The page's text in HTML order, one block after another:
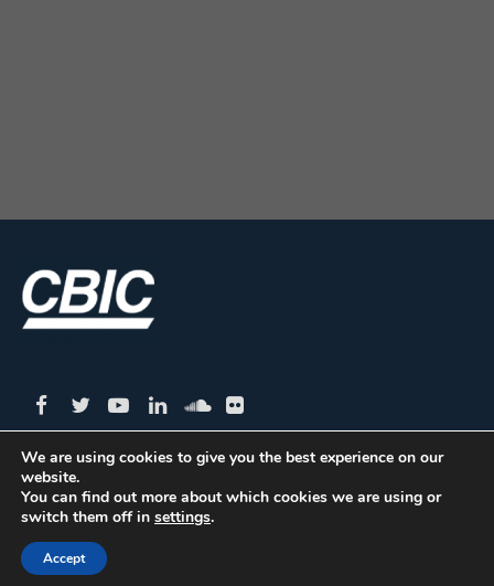
CBIC | SBN Quadra 01 – Bloco I – 4º Andar Edifício:
Armando Monteiro Neto - CEP 70.040-913 - Brasília/DF
We are using cookies to give you the best experience on our
website.
You can find out more about which cookies we are using or
switch them off in settings.
Accept